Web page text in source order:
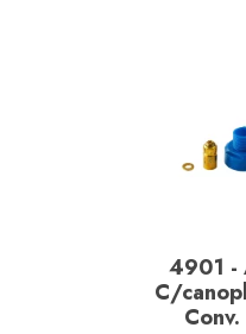
4901 -
C/